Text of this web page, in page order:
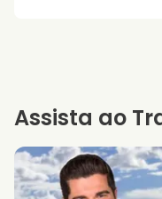
Assista ao